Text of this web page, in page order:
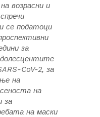
возрасни и
се податоци
за
CoV-2, за
на
на
за
на маски